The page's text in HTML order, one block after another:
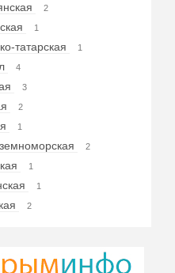
2
1
татарская 1
4
3
2
1
2
1
1
2